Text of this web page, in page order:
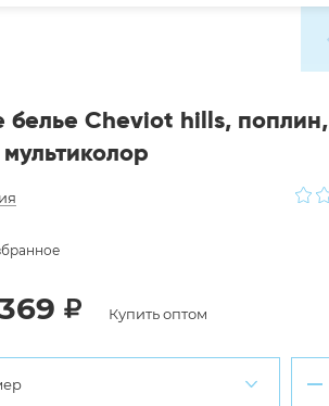
белье Cheviot hills, поплин,
Купить оптом